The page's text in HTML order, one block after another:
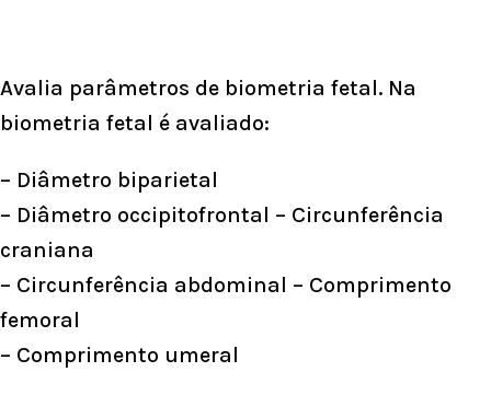
Avalia parâmetros de biometria fetal. Na
biometria fetal é avaliado:
– Diâmetro biparietal
– Diâmetro occipitofrontal – Circunferência
craniana
– Circunferência abdominal – Comprimento
femoral
– Comprimento umeral